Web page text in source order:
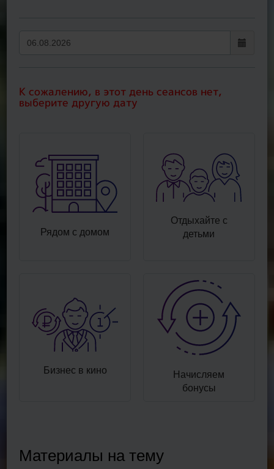
К сожалению, в этот день сеансов нет,
выберите другую дату
Рядом с домом
Отдыхайте с
детьми
Бизнес в кино
Начисляем
бонусы
Материалы на тему